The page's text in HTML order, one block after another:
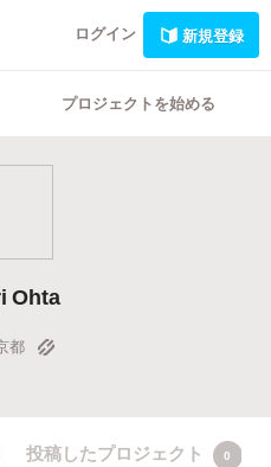
ログイン 新規登録
プロジェクトを始める
Ohta
都
投稿したプロジェクト 0